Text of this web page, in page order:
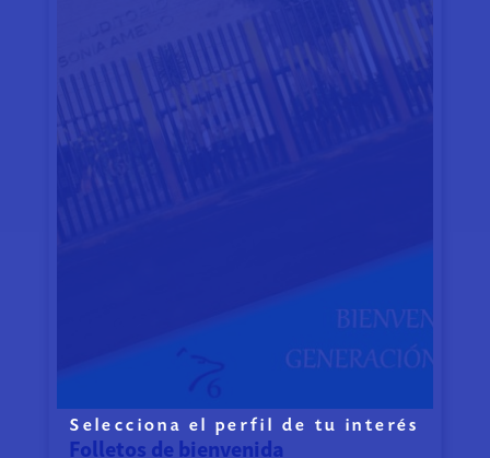
Folletos de bienvenida
Selecciona el perfil de tu interés